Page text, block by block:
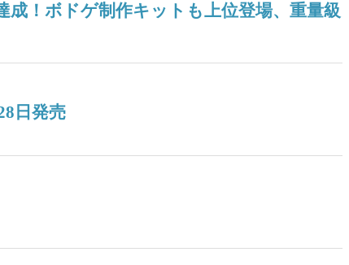
成！ボドゲ制作キットも上位登場、重量級
日発売